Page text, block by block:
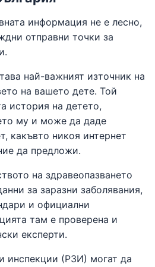
информация не е лесно,
отправни точки за
най-важният източник на
на вашето дете. Той
история на детето,
му и може да даде
какъвто никоя интернет
да предложи.
на здравеопазването
за заразни заболявания,
и официални
там е проверена и
експерти.
инспекции (РЗИ) могат да